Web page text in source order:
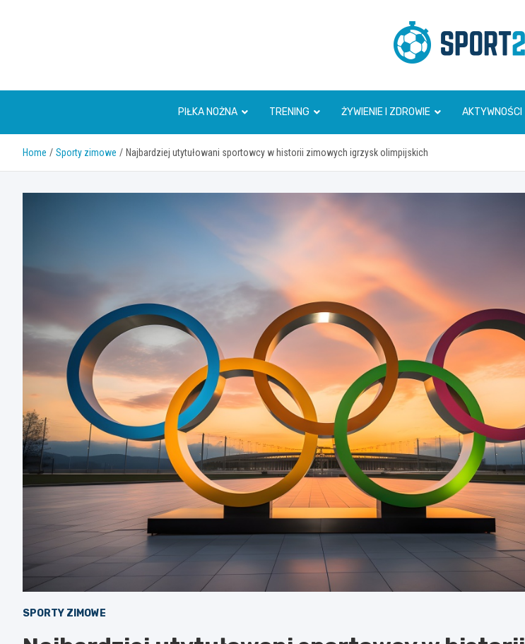
Sport 24h
PIŁKA NOŻNA TRENING ŻYWIENIE I ZDROWIE AKTYWNOŚCI
Home Sporty zimowe Najbardziej utytułowani sportowcy w historii zimowych igrzysk olimpijskich
SPORTY ZIMOWE